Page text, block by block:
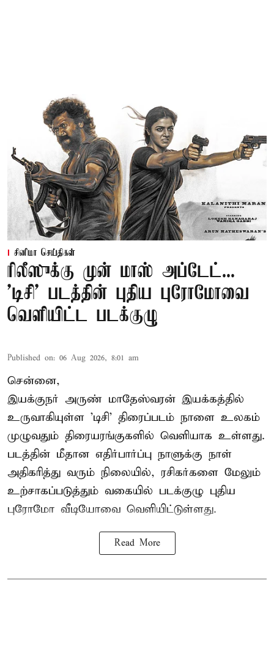
சினிமா செய்திகள்
ரிலீஸுக்கு முன் மாஸ் அப்டேட்...
'டிசி' படத்தின் புதிய புரோமோவை
வெளியிட்ட படக்குழு
Published on: 06 Aug 2026, 8:01 am
சென்னை,
இயக்குநர் அருண் மாதேஸ்வரன் இயக்கத்தில்
உருவாகியுள்ள 'டிசி' திரைப்படம் நாளை உலகம்
முழுவதும் திரையரங்குகளில் வெளியாக உள்ளது.
படத்தின் மீதான எதிர்பார்ப்பு நாளுக்கு நாள்
அதிகரித்து வரும் நிலையில், ரசிகர்களை மேலும்
உற்சாகப்படுத்தும் வகையில் படக்குழு புதிய
புரோமோ வீடியோவை வெளியிட்டுள்ளது.
Read More